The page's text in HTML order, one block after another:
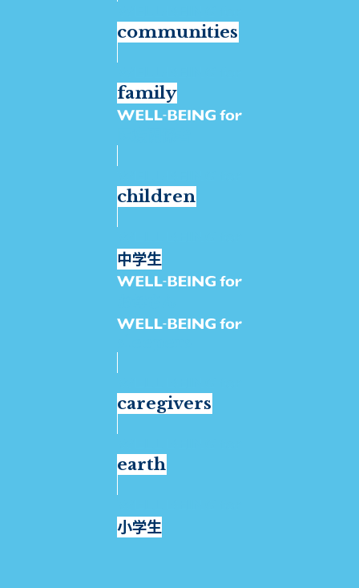
communities
family
children
中学生
caregivers
earth
小学生